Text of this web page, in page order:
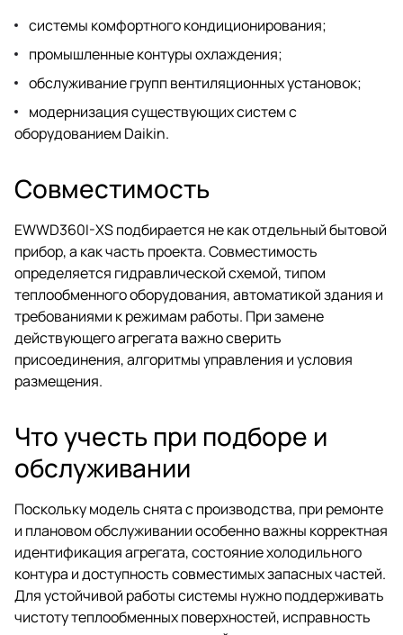
системы комфортного кондиционирования;
промышленные контуры охлаждения;
обслуживание групп вентиляционных установок;
модернизация существующих систем с
оборудованием Daikin.
Совместимость
EWWD360I-XS подбирается не как отдельный бытовой
прибор, а как часть проекта. Совместимость
определяется гидравлической схемой, типом
теплообменного оборудования, автоматикой здания и
требованиями к режимам работы. При замене
действующего агрегата важно сверить
присоединения, алгоритмы управления и условия
размещения.
Что учесть при подборе и
обслуживании
Поскольку модель снята с производства, при ремонте
и плановом обслуживании особенно важны корректная
идентификация агрегата, состояние холодильного
контура и доступность совместимых запасных частей.
Для устойчивой работы системы нужно поддерживать
чистоту теплообменных поверхностей, исправность